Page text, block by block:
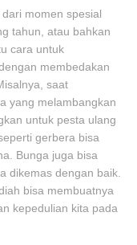
momen spesial
tahun, atau bahkan
cara untuk
membedakan
saat
yang melambangkan
untuk pesta ulang
gerbera bisa
Bunga juga bisa
dikemas dengan baik.
bisa membuatnya
kepedulian kita pada